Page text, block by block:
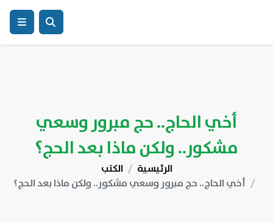
أخي الحاج.. حج مبرور وسعي
مشكور.. ولكن ماذا بعد الحج؟
الرئيسية
الكتب
أخي الحاج.. حج مبرور وسعي مشكور.. ولكن ماذا بعد الحج؟